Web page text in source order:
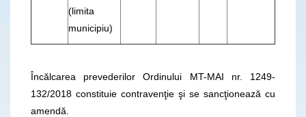
(limita
municipiu)
Încălcarea prevederilor Ordinului MT-MAI nr. 1249-
132/2018 constituie contravenţie şi se sancţionează cu
amendă.